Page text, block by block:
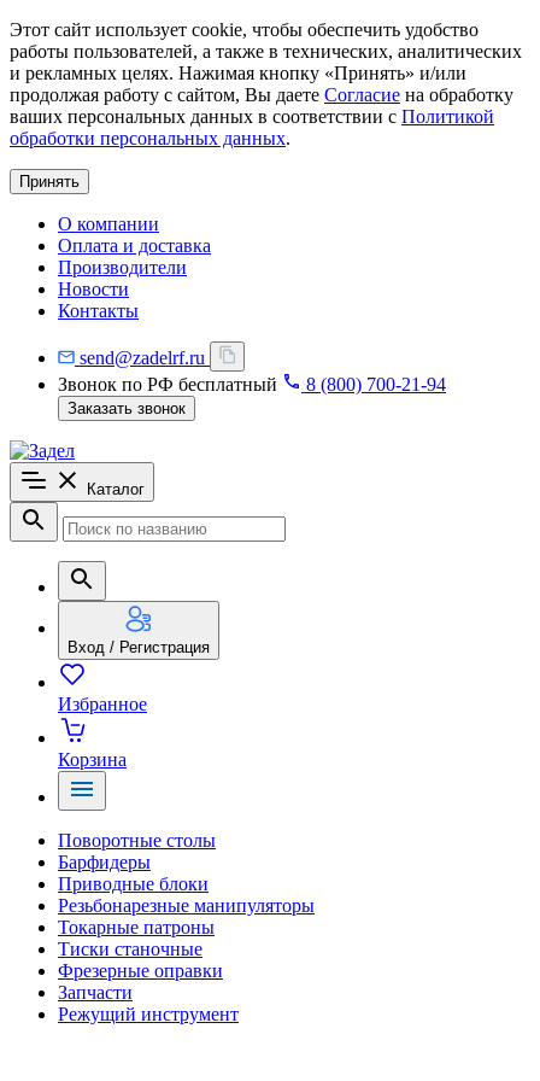
Этот сайт использует cookie, чтобы обеспечить удобство
работы пользователей, а также в технических, аналитических
и рекламных целях. Нажимая кнопку «Принять» и/или
продолжая работу с сайтом, Вы даете Согласие на обработку
ваших персональных данных в соответствии с Политикой
обработки персональных данных.
Принять
О компании
Оплата и доставка
Производители
Новости
Контакты
send@zadelrf.ru
Звонок по РФ бесплатный
8 (800) 700-21-94
Заказать звонок
Каталог
Вход / Регистрация
Избранное
Корзина
Поворотные столы
Барфидеры
Приводные блоки
Резьбонарезные манипуляторы
Токарные патроны
Тиски станочные
Фрезерные оправки
Запчасти
Режущий инструмент